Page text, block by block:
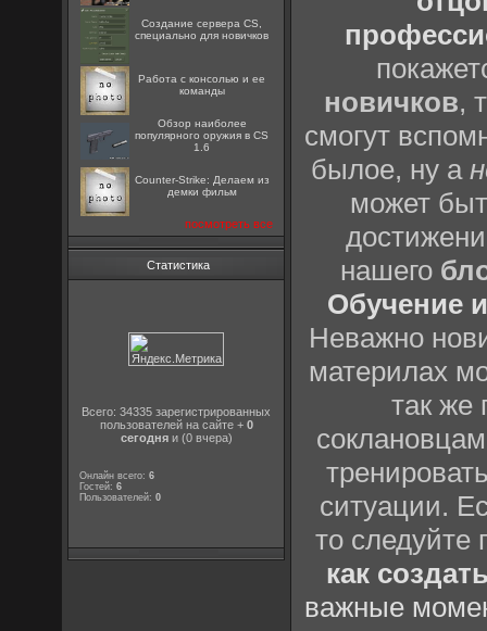
Создание сервера CS,
специально для новичков
Работа с консолью и ее
команды
Обзор наиболее
популярного оружия в CS
1.6
Counter-Strike: Делаем из
демки фильм
посмотреть все
Статистика
Всего: 34335 зарегистрированных
пользователей на сайте + 0
сегодняи (0 вчера)
Онлайн всего:6
Гостей:6
Пользователей:0
новичков,
смогут
былое, ну а
может
нашего
Обучение
Неважно
материлах
так же
ситуации.
то
как
важные